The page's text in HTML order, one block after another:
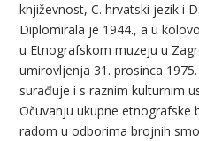
književnost, C. hrvatski jezik i
Diplomirala je 1944., a u
u Etnografskom muzeju u
umirovljenja 31. prosinca
surađuje i s raznim kulturnim
Očuvanju ukupne etnografske
radom u odborima brojnih